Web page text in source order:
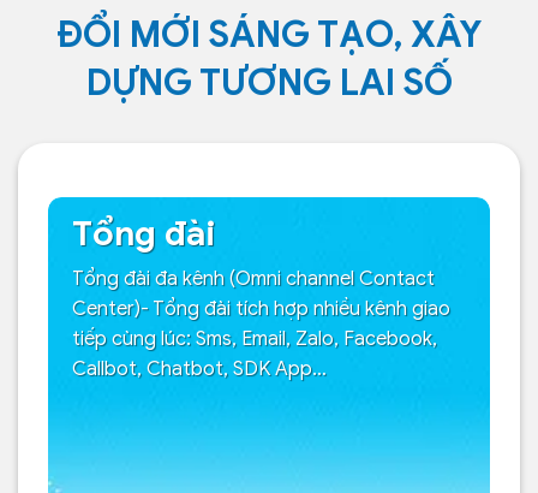
ĐỔI MỚI SÁNG TẠO, XÂY
DỰNG TƯƠNG LAI SỐ
Tổng đài
Tổng đài đa kênh (Omni channel Contact
Center)- Tổng đài tích hợp nhiều kênh giao
tiếp cùng lúc: Sms, Email, Zalo, Facebook,
Callbot, Chatbot, SDK App…